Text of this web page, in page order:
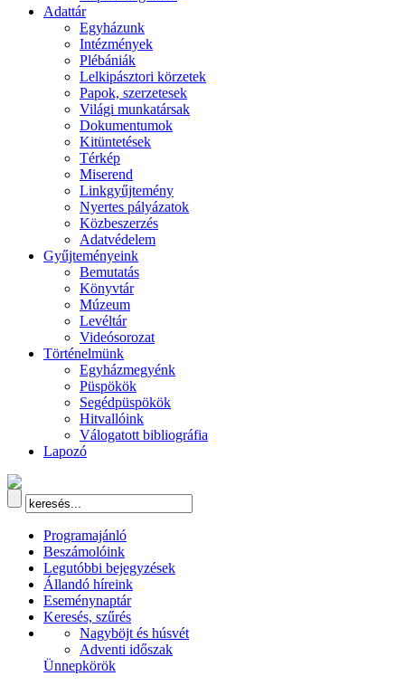
Adattár
Egyházunk
Intézmények
Plébániák
Lelkipásztori körzetek
Papok, szerzetesek
Világi munkatársak
Dokumentumok
Kitüntetések
Térkép
Miserend
Linkgyűjtemény
Nyertes pályázatok
Közbeszerzés
Adatvédelem
Gyűjteményeink
Bemutatás
Könyvtár
Múzeum
Levéltár
Videósorozat
Történelmünk
Egyházmegyénk
Püspökök
Segédpüspökök
Hitvallóink
Válogatott bibliográfia
Lapozó
Programajánló
Beszámolóink
Legutóbbi bejegyzések
Állandó híreink
Eseménynaptár
Keresés, szűrés
Nagyböjt és húsvét
Adventi időszak
Ünnepkörök